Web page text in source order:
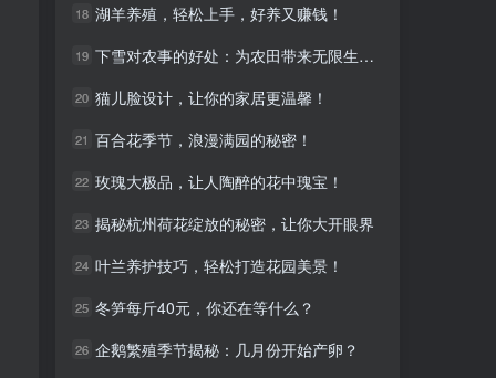
18 湖羊养殖，轻松上手，好养又赚钱！
19 下雪对农事的好处：为农田带来无限生机！
20 猫儿脸设计，让你的家居更温馨！
21 百合花季节，浪漫满园的秘密！
22 玫瑰大极品，让人陶醉的花中瑰宝！
23 揭秘杭州荷花绽放的秘密，让你大开眼界
24 叶兰养护技巧，轻松打造花园美景！
25 冬笋每斤40元，你还在等什么？
26 企鹅繁殖季节揭秘：几月份开始产卵？
18 湖羊养殖，轻松上手，好养又赚钱！
19 下雪对农事的好处：为农田带来无限生机！
20 猫儿脸设计，让你的家居更温馨！
21 百合花季节，浪漫满园的秘密！
22 玫瑰大极品，让人陶醉的花中瑰宝！
23 揭秘杭州荷花绽放的秘密，让你大开眼界
24 叶兰养护技巧，轻松打造花园美景！
25 冬笋每斤40元，你还在等什么？
26 企鹅繁殖季节揭秘：几月份开始产卵？